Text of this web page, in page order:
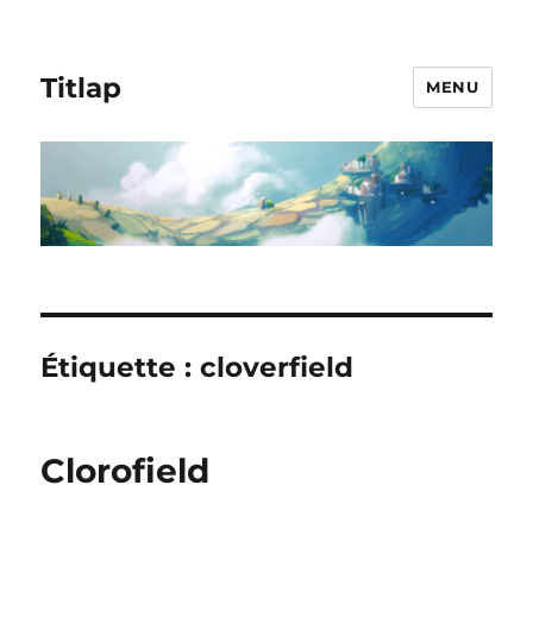
Titlap MENU
Étiquette :cloverfield
Clorofield